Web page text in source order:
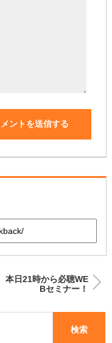
本日21時から必聴WE
Bセミナー！